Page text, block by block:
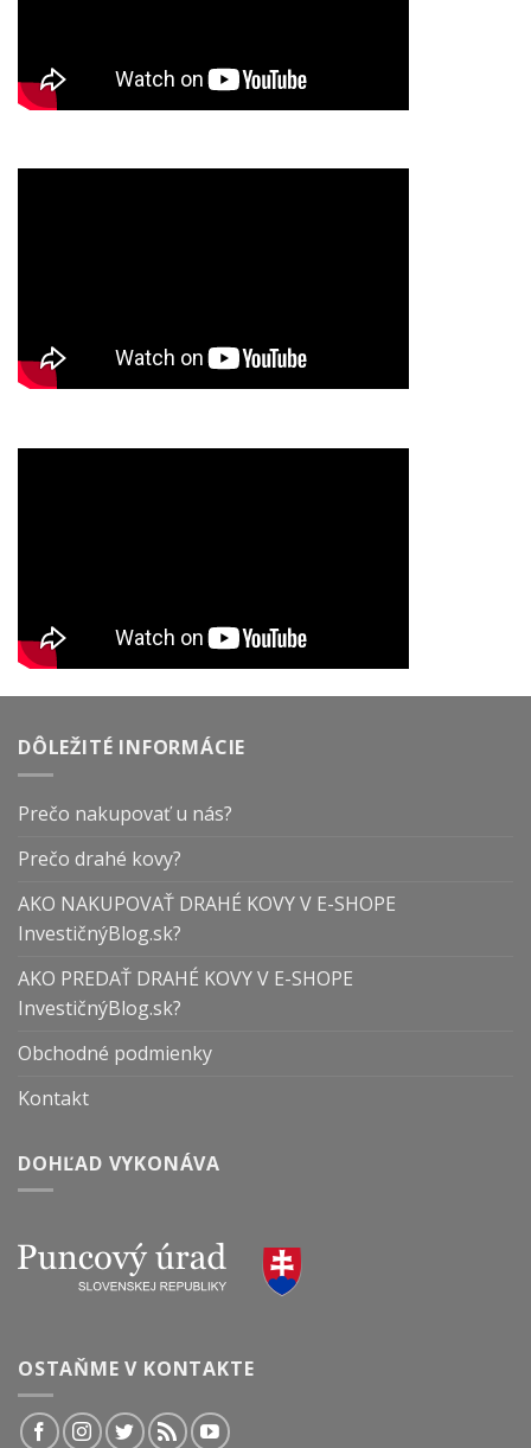
DÔLEŽITÉ INFORMÁCIE
Prečo nakupovať u nás?
Prečo drahé kovy?
AKO NAKUPOVAŤ DRAHÉ KOVY V E-SHOPE
InvestičnýBlog.sk?
AKO PREDAŤ DRAHÉ KOVY V E-SHOPE
InvestičnýBlog.sk?
Obchodné podmienky
Kontakt
DOHĽAD VYKONÁVA
OSTAŇME V KONTAKTE